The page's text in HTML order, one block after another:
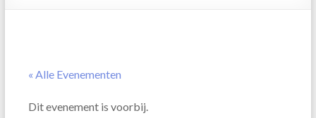
« Alle Evenementen
Dit evenement is voorbij.